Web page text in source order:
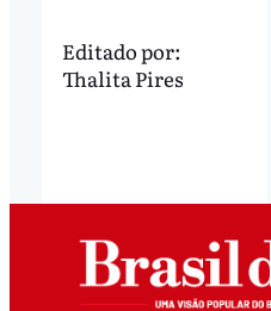
Editado por:
Thalita Pires